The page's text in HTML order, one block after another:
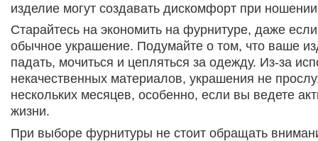
изделие могут создавать дискомфорт при
Старайтесь на экономить на фурнитуре, даже
обычное украшение. Подумайте о том, что ваше
падать, мочиться и цепляться за одежду. Из-за
некачественных материалов, украшения не
нескольких месяцев, особенно, если вы ведете
жизни.
При выборе фурнитуры не стоит обращать